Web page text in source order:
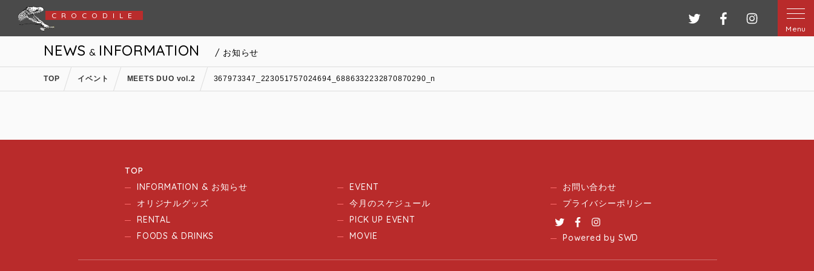
CROCODILE ツイッターフェイスブック
インスタグ
Menu
NEWS & INFORMATION / お知らせ
TOP イベント MEETS DUO vol.2 367973347_223051757024694_6886332232870870290_n
TOP
INFORMATION & お知らせ
オリジナルグッズ
RENTAL
FOODS & DRINKS
EVENT
今月のスケジュール
PICK UP EVENT
MOVIE
お問い合わせ
プライバシーポリシー
TwitterFacebook
Powered by SWD